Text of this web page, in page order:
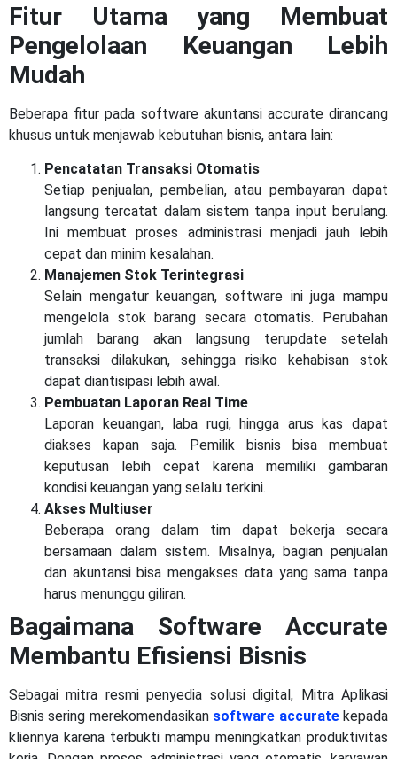
Fitur Utama yang Membuat
Pengelolaan Keuangan Lebih
Mudah
Beberapa fitur pada software akuntansi accurate dirancang
khusus untuk menjawab kebutuhan bisnis, antara lain:
Pencatatan Transaksi Otomatis
Setiap penjualan, pembelian, atau pembayaran dapat
langsung tercatat dalam sistem tanpa input berulang.
Ini membuat proses administrasi menjadi jauh lebih
cepat dan minim kesalahan.
Manajemen Stok Terintegrasi
Selain mengatur keuangan, software ini juga mampu
mengelola stok barang secara otomatis. Perubahan
jumlah barang akan langsung terupdate setelah
transaksi dilakukan, sehingga risiko kehabisan stok
dapat diantisipasi lebih awal.
Pembuatan Laporan Real Time
Laporan keuangan, laba rugi, hingga arus kas dapat
diakses kapan saja. Pemilik bisnis bisa membuat
keputusan lebih cepat karena memiliki gambaran
kondisi keuangan yang selalu terkini.
Akses Multiuser
Beberapa orang dalam tim dapat bekerja secara
bersamaan dalam sistem. Misalnya, bagian penjualan
dan akuntansi bisa mengakses data yang sama tanpa
harus menunggu giliran.
Bagaimana Software Accurate
Membantu Efisiensi Bisnis
Sebagai mitra resmi penyedia solusi digital, Mitra Aplikasi
Bisnis sering merekomendasikan software accuratekepada
kliennya karena terbukti mampu meningkatkan produktivitas